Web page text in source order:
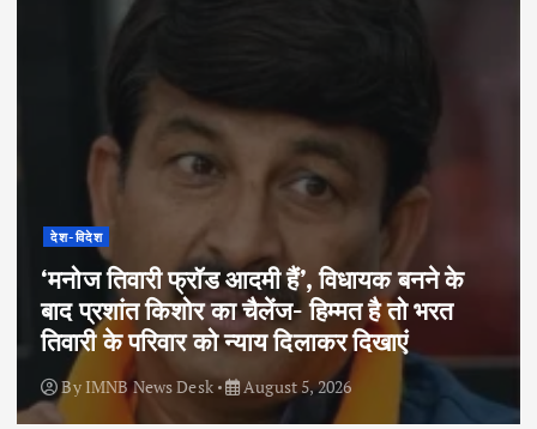
देश-विदेश
‘मनोज तिवारी फ्रॉड आदमी हैं’, विधायक बनने के
बाद प्रशांत किशोर का चैलेंज- हिम्मत है तो भरत
तिवारी के परिवार को न्याय दिलाकर दिखाएं
By IMNB News Desk August 5, 2026